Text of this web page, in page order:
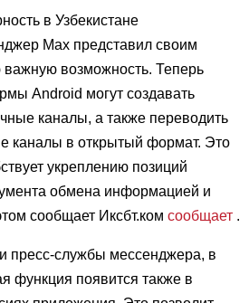
в Узбекистане
Max представил своим
важную возможность. Теперь
Android могут создавать
каналы, а также переводить
каналы в открытый формат. Это
укреплению позиций
обмена информацией и
сообщает Иксбт.ком сообщает .
пресс-службы мессенджера, в
функция появится также в